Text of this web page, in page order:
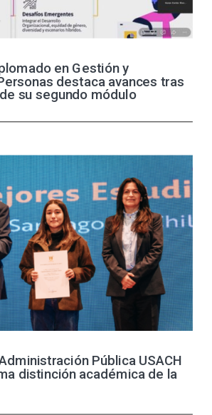
en Gestión y
destaca avances tras
su segundo módulo
Pública USACH
distinción académica de la